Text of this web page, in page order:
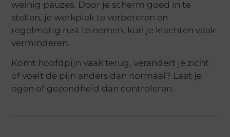
weinig pauzes. Door je scherm goed in te
stellen, je werkplek te verbeteren en
regelmatig rust te nemen, kun je klachten vaak
verminderen.
Komt hoofdpijn vaak terug, verandert je zicht
of voelt de pijn anders dan normaal? Laat je
ogen of gezondheid dan controleren.